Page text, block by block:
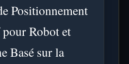
Positionnement
Robot et
Basé sur la